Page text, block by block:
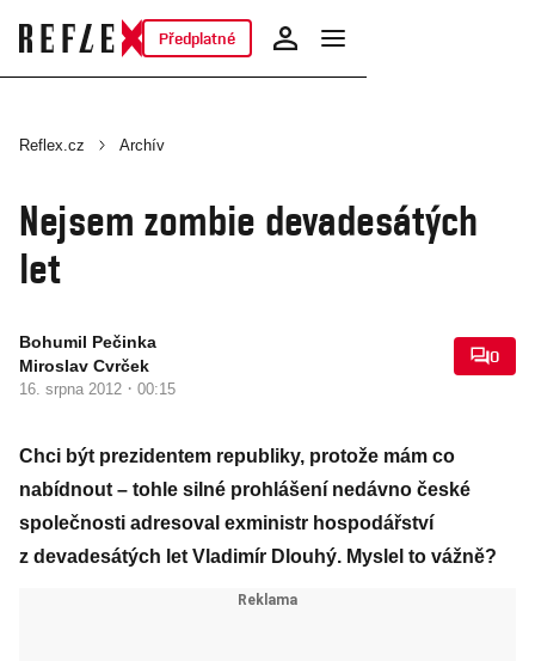
Předplatné
Reflex.cz Archív
Nejsem zombie devadesátých
let
Bohumil Pečinka
Miroslav Cvrček
16. srpna 2012 · 00:15
0
Chci být prezidentem republiky, protože mám co
nabídnout – tohle silné prohlášení nedávno české
společnosti adresoval exministr hospodářství
z devadesátých let Vladimír Dlouhý. Myslel to vážně?